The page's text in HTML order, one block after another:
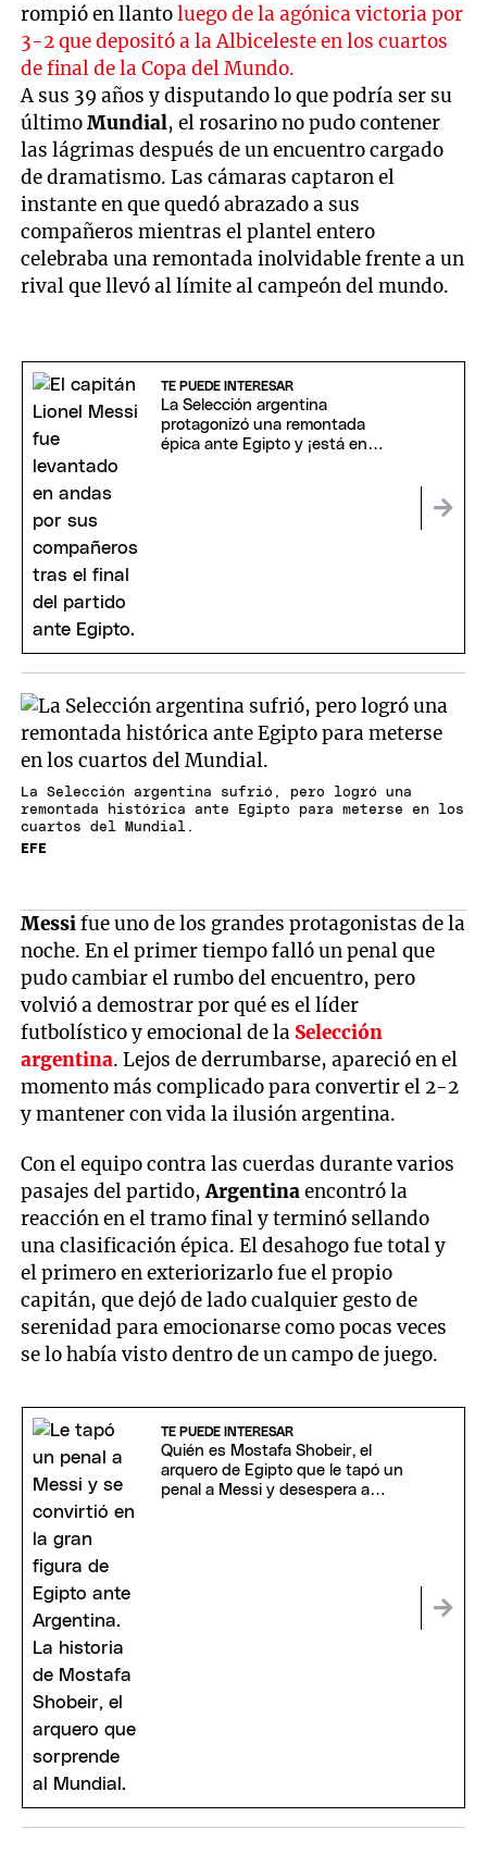
rompió en llantoluego de la agónica victoria por
3-2 que depositó a la Albiceleste en los cuartos
de final de la Copa del Mundo.
A sus 39 años y disputando lo que podría ser su
últimoMundial, el rosarino no pudo contener
las lágrimas después de un encuentro cargado
de dramatismo. Las cámaras captaron el
instante en que quedó abrazado a sus
compañeros mientras el plantel entero
celebraba una remontada inolvidable frente a un
rival que llevó al límite al campeón del mundo.
TE PUEDE INTERESAR
La Selección argentina
protagonizó una remontada
épica ante Egipto y ¡está en
La Selección argentina sufrió, pero logró una
remontada histórica ante Egipto para meterse en los
cuartos del Mundial.
EFE
Messifue uno de los grandes protagonistas de la
noche. En el primer tiempo falló un penal que
pudo cambiar el rumbo del encuentro, pero
volvió a demostrar por qué es el líder
futbolístico y emocional de la Selección
argentina. Lejos de derrumbarse, apareció en el
momento más complicado para convertir el 2-2
y mantener con vida la ilusión argentina.
Con el equipo contra las cuerdas durante varios
pasajes del partido,Argentinaencontró la
reacción en el tramo final y terminó sellando
una clasificación épica. El desahogo fue total y
el primero en exteriorizarlo fue el propio
capitán, que dejó de lado cualquier gesto de
serenidad para emocionarse como pocas veces
se lo había visto dentro de un campo de juego.
TE PUEDE INTERESAR
Quién es Mostafa Shobeir, el
arquero de Egipto que le tapó un
penal a Messi y desespera a